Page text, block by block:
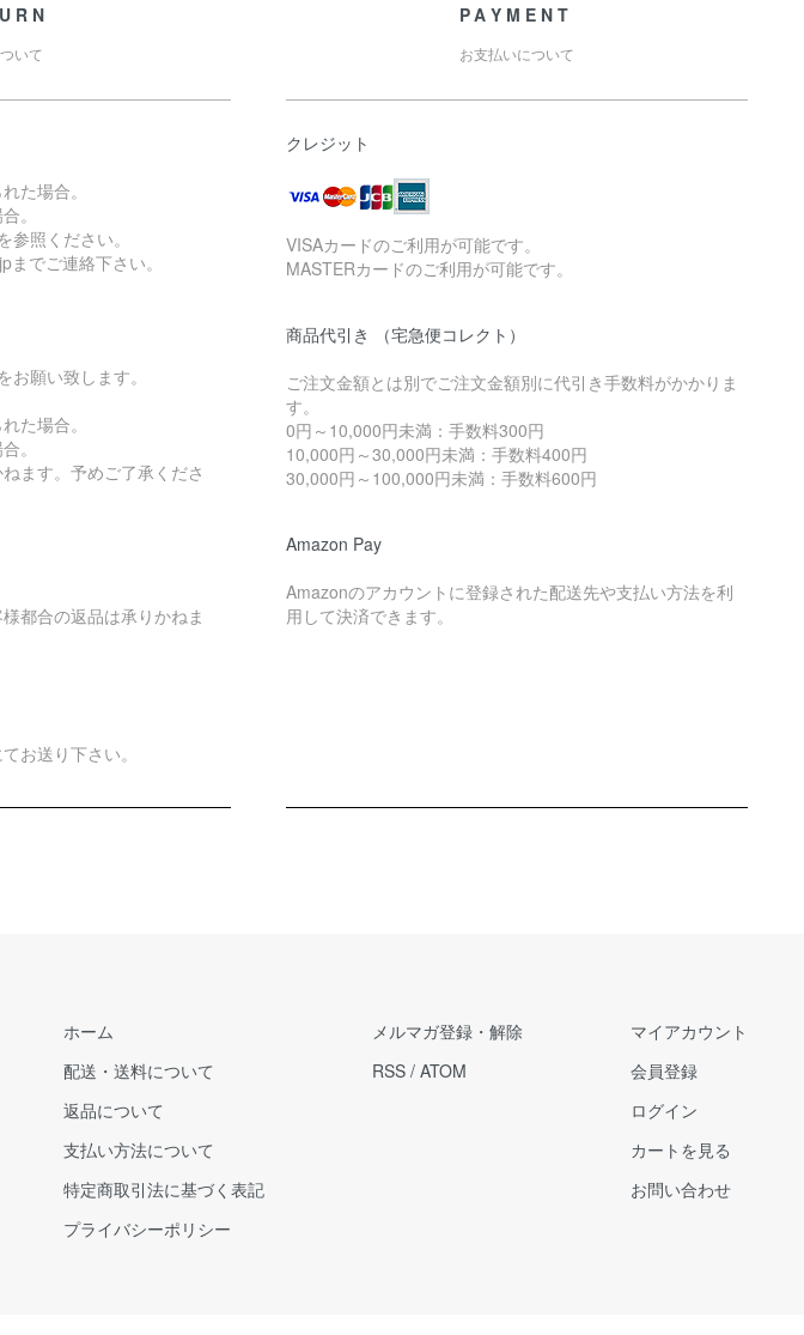
いて
た場合。
。
照ください。
でご連絡下さい。
願い致します。
た場合。
。
ます。予めご了承くださ
都合の返品は承りかねま
お送り下さい。
PAYMENT
お支払いについて
クレジット
VISAカードのご利用が可能です。
MASTERカードのご利用が可能です。
商品代引き （宅急便コレクト）
ご注文金額とは別でご注文金額別に代引き手数料がかかりま
す。
0円～10,000円未満：手数料300円
10,000円～30,000円未満：手数料400円
30,000円～100,000円未満：手数料600円
Amazon Pay
Amazonのアカウントに登録された配送先や支払い方法を利
用して決済できます。
ホーム
配送・送料について
返品について
支払い方法について
特定商取引法に基づく表記
プライバシーポリシー
メルマガ登録・解除
RSS / ATOM
マイアカウント
会員登録
ログイン
カートを見る
お問い合わせ